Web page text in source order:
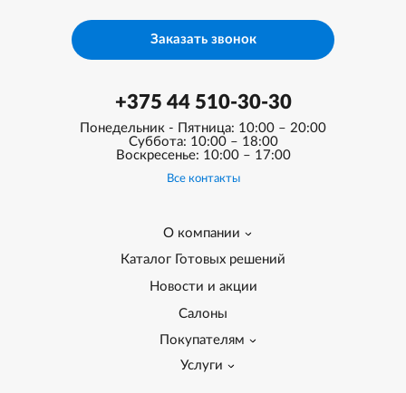
+375 44 510-30-30
Понедельник - Пятница: 10:00 – 20:00
Суббота: 10:00 – 18:00
Воскресенье: 10:00 – 17:00
Все контакты
О компании
Каталог Готовых решений
Новости и акции
Салоны
Покупателям
Услуги
Заказать звонок